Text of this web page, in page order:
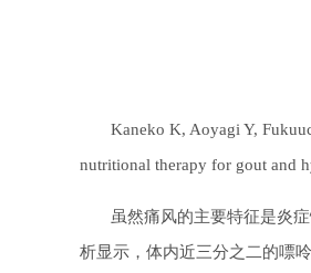
Kaneko K, Aoyagi Y,
nutritional therapy for gout and
虽然痛风的主要特征是炎症
析显示，体内近三分之二的嘌